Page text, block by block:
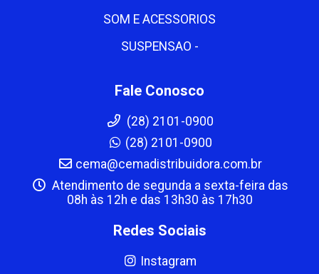
SOM E ACESSORIOS
SUSPENSAO -
Fale Conosco
(28) 2101-0900
(28) 2101-0900
cema@cemadistribuidora.com.br
Atendimento de segunda a sexta-feira das
08h às 12h e das 13h30 às 17h30
Redes Sociais
Instagram